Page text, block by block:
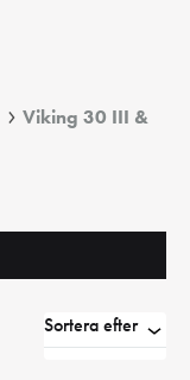
Viking 30 III &
Sortera efter